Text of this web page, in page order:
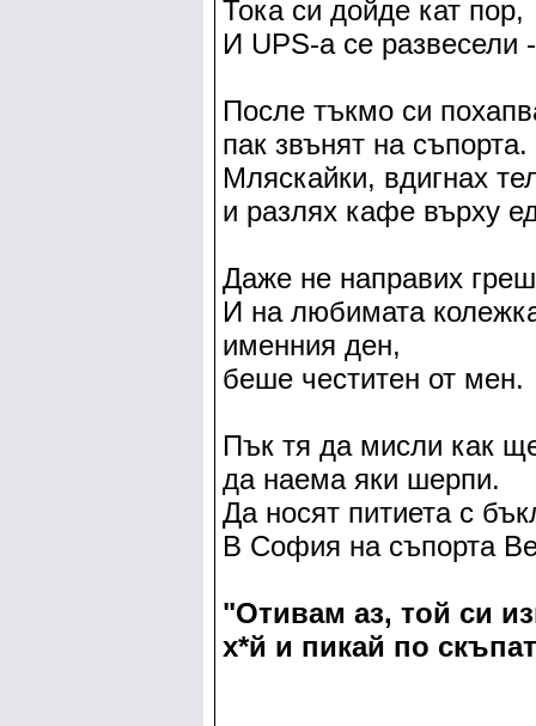
Тока си дойде кат пор,
И UPS-а се развесели
После тъкмо си
пак звънят на съпорта.
Мляскайки, вдигнах
и разлях кафе върху
Даже не направих
И на любимата
именния ден,
беше честитен от мен.
Пък тя да мисли как
да наема яки шерпи.
Да носят питиета с
В София на съпорта
"Отивам аз, той си
х*й и пикай по